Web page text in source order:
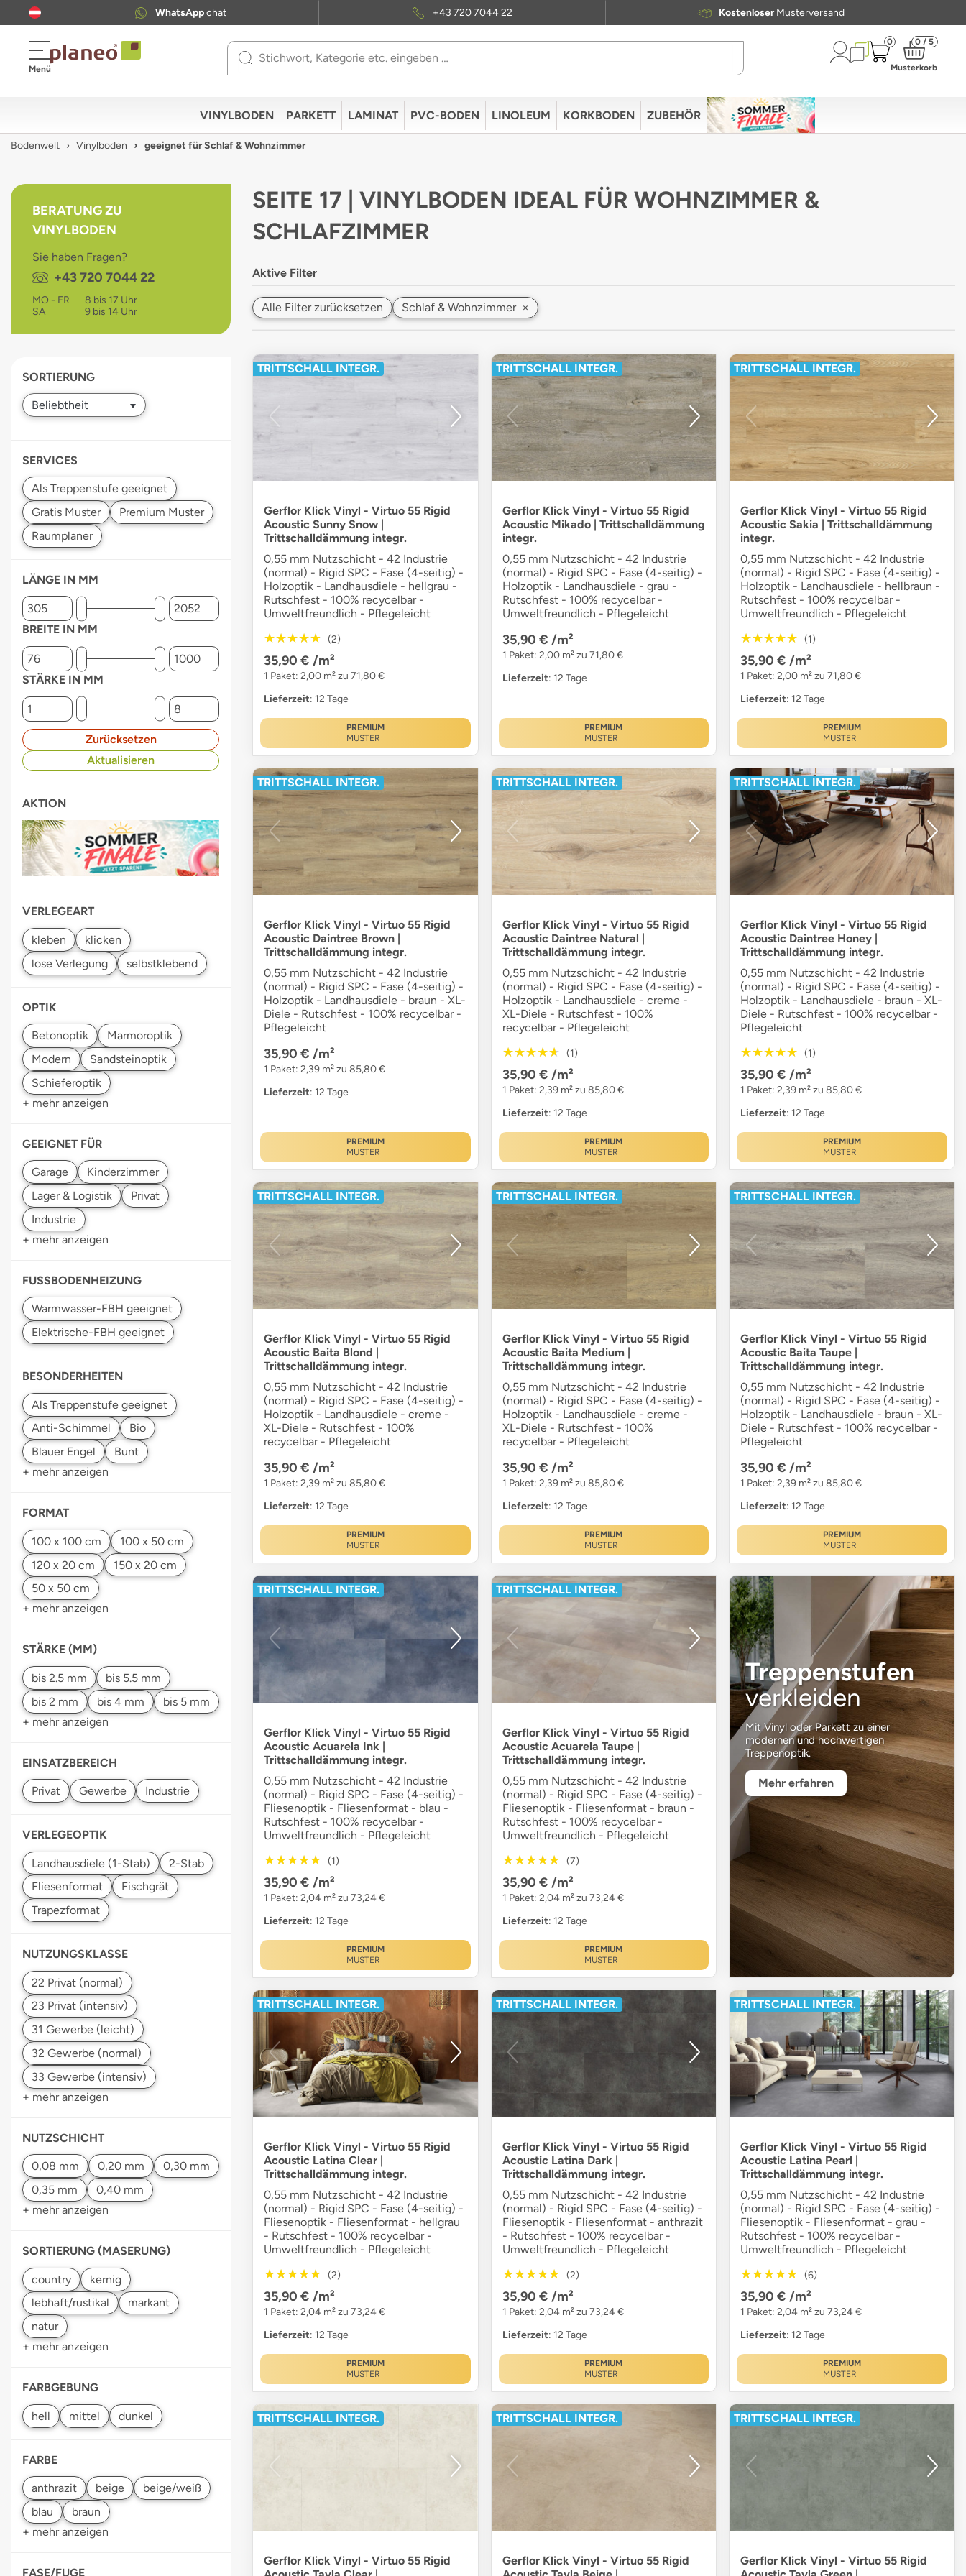
WhatsAppchat +43 720 7044 22 Kostenloser Musterversand
Menü
Use
down
to
Press
selected
result.
Touch
users
gestures.
0 0 / 5
Musterkorb
VINYLBODEN PARKETT LAMINAT PVC-BODEN LINOLEUM KORKBODEN ZUBEHÖR
Bodenwelt Vinylboden geeignet für Schlaf & Wohnzimmer
BERATUNG ZU
VINYLBODEN
Sie haben Fragen?
Telefon:
+43 720 7044 22
MO - FR
8 bis 17 Uhr
SA
9 bis 14 Uhr
SORTIERUNG
SERVICES
LÄNGE IN MM
BREITE IN MM
STÄRKE IN MM
Zurücksetzen
Aktualisieren
AKTION
VERLEGEART
OPTIK
+ mehr anzeigen
GEEIGNET FÜR
+ mehr anzeigen
FUSSBODENHEIZUNG
BESONDERHEITEN
+ mehr anzeigen
FORMAT
+ mehr anzeigen
STÄRKE (MM)
+ mehr anzeigen
EINSATZBEREICH
VERLEGEOPTIK
NUTZUNGSKLASSE
+ mehr anzeigen
NUTZSCHICHT
+ mehr anzeigen
SORTIERUNG (MASERUNG)
+ mehr anzeigen
FARBGEBUNG
FARBE
+ mehr anzeigen
FASE/FUGE
SEITE 17 | VINYLBODEN IDEAL FÜR WOHNZIMMER &
SCHLAFZIMMER
Aktive Filter
Alle Filter zurücksetzen Schlaf & Wohnzimmer ×
TRITTSCHALL INTEGR.
Gerflor Klick Vinyl - Virtuo 55 Rigid
Acoustic Sunny Snow |
Trittschalldämmung integr.
0,55 mm Nutzschicht - 42 Industrie
(normal) - Rigid SPC - Fase (4-seitig) -
Holzoptik - Landhausdiele - hellgrau -
Rutschfest - 100% recycelbar -
Umweltfreundlich - Pflegeleicht
★★★★★
★★★★★ (2)
35,90 € /m²
1 Paket: 2,00 m² zu 71,80 €
Lieferzeit: 12 Tage
PREMIUM
MUSTER
TRITTSCHALL INTEGR.
Gerflor Klick Vinyl - Virtuo 55 Rigid
Acoustic Mikado | Trittschalldämmung
integr.
0,55 mm Nutzschicht - 42 Industrie
(normal) - Rigid SPC - Fase (4-seitig) -
Holzoptik - Landhausdiele - grau -
Rutschfest - 100% recycelbar -
Umweltfreundlich - Pflegeleicht
35,90 € /m²
1 Paket: 2,00 m² zu 71,80 €
Lieferzeit: 12 Tage
PREMIUM
MUSTER
TRITTSCHALL INTEGR.
Gerflor Klick Vinyl - Virtuo 55 Rigid
Acoustic Sakia | Trittschalldämmung
integr.
0,55 mm Nutzschicht - 42 Industrie
(normal) - Rigid SPC - Fase (4-seitig) -
Holzoptik - Landhausdiele - hellbraun -
Rutschfest - 100% recycelbar -
Umweltfreundlich - Pflegeleicht
★★★★★
★★★★★ (1)
35,90 € /m²
1 Paket: 2,00 m² zu 71,80 €
Lieferzeit: 12 Tage
PREMIUM
MUSTER
TRITTSCHALL INTEGR.
Gerflor Klick Vinyl - Virtuo 55 Rigid
Acoustic Daintree Brown |
Trittschalldämmung integr.
0,55 mm Nutzschicht - 42 Industrie
(normal) - Rigid SPC - Fase (4-seitig) -
Holzoptik - Landhausdiele - braun - XL-
Diele - Rutschfest - 100% recycelbar -
Pflegeleicht
35,90 € /m²
1 Paket: 2,39 m² zu 85,80 €
Lieferzeit: 12 Tage
PREMIUM
MUSTER
TRITTSCHALL INTEGR.
Gerflor Klick Vinyl - Virtuo 55 Rigid
Acoustic Daintree Natural |
Trittschalldämmung integr.
0,55 mm Nutzschicht - 42 Industrie
(normal) - Rigid SPC - Fase (4-seitig) -
Holzoptik - Landhausdiele - creme -
XL-Diele - Rutschfest - 100%
recycelbar - Pflegeleicht
★★★★★
★★★★★ (1)
35,90 € /m²
1 Paket: 2,39 m² zu 85,80 €
Lieferzeit: 12 Tage
PREMIUM
MUSTER
TRITTSCHALL INTEGR.
Gerflor Klick Vinyl - Virtuo 55 Rigid
Acoustic Daintree Honey |
Trittschalldämmung integr.
0,55 mm Nutzschicht - 42 Industrie
(normal) - Rigid SPC - Fase (4-seitig) -
Holzoptik - Landhausdiele - braun - XL-
Diele - Rutschfest - 100% recycelbar -
Pflegeleicht
★★★★★
★★★★★ (1)
35,90 € /m²
1 Paket: 2,39 m² zu 85,80 €
Lieferzeit: 12 Tage
PREMIUM
MUSTER
TRITTSCHALL INTEGR.
Gerflor Klick Vinyl - Virtuo 55 Rigid
Acoustic Baita Blond |
Trittschalldämmung integr.
0,55 mm Nutzschicht - 42 Industrie
(normal) - Rigid SPC - Fase (4-seitig) -
Holzoptik - Landhausdiele - creme -
XL-Diele - Rutschfest - 100%
recycelbar - Pflegeleicht
35,90 € /m²
1 Paket: 2,39 m² zu 85,80 €
Lieferzeit: 12 Tage
PREMIUM
MUSTER
TRITTSCHALL INTEGR.
Gerflor Klick Vinyl - Virtuo 55 Rigid
Acoustic Baita Medium |
Trittschalldämmung integr.
0,55 mm Nutzschicht - 42 Industrie
(normal) - Rigid SPC - Fase (4-seitig) -
Holzoptik - Landhausdiele - creme -
XL-Diele - Rutschfest - 100%
recycelbar - Pflegeleicht
35,90 € /m²
1 Paket: 2,39 m² zu 85,80 €
Lieferzeit: 12 Tage
PREMIUM
MUSTER
TRITTSCHALL INTEGR.
Gerflor Klick Vinyl - Virtuo 55 Rigid
Acoustic Baita Taupe |
Trittschalldämmung integr.
0,55 mm Nutzschicht - 42 Industrie
(normal) - Rigid SPC - Fase (4-seitig) -
Holzoptik - Landhausdiele - braun - XL-
Diele - Rutschfest - 100% recycelbar -
Pflegeleicht
35,90 € /m²
1 Paket: 2,39 m² zu 85,80 €
Lieferzeit: 12 Tage
PREMIUM
MUSTER
TRITTSCHALL INTEGR.
Gerflor Klick Vinyl - Virtuo 55 Rigid
Acoustic Acuarela Ink |
Trittschalldämmung integr.
0,55 mm Nutzschicht - 42 Industrie
(normal) - Rigid SPC - Fase (4-seitig) -
Fliesenoptik - Fliesenformat - blau -
Rutschfest - 100% recycelbar -
Umweltfreundlich - Pflegeleicht
★★★★★
★★★★★ (1)
35,90 € /m²
1 Paket: 2,04 m² zu 73,24 €
Lieferzeit: 12 Tage
PREMIUM
MUSTER
TRITTSCHALL INTEGR.
Gerflor Klick Vinyl - Virtuo 55 Rigid
Acoustic Acuarela Taupe |
Trittschalldämmung integr.
0,55 mm Nutzschicht - 42 Industrie
(normal) - Rigid SPC - Fase (4-seitig) -
Fliesenoptik - Fliesenformat - braun -
Rutschfest - 100% recycelbar -
Umweltfreundlich - Pflegeleicht
★★★★★
★★★★★ (7)
35,90 € /m²
1 Paket: 2,04 m² zu 73,24 €
Lieferzeit: 12 Tage
PREMIUM
MUSTER
Treppenstufen
verkleiden
Mit Vinyl oder Parkett zu einer
modernen und hochwertigen
Treppenoptik.
Mehr erfahren
TRITTSCHALL INTEGR.
Gerflor Klick Vinyl - Virtuo 55 Rigid
Acoustic Latina Clear |
Trittschalldämmung integr.
0,55 mm Nutzschicht - 42 Industrie
(normal) - Rigid SPC - Fase (4-seitig) -
Fliesenoptik - Fliesenformat - hellgrau
- Rutschfest - 100% recycelbar -
Umweltfreundlich - Pflegeleicht
★★★★★
★★★★★ (2)
35,90 € /m²
1 Paket: 2,04 m² zu 73,24 €
Lieferzeit: 12 Tage
PREMIUM
MUSTER
TRITTSCHALL INTEGR.
Gerflor Klick Vinyl - Virtuo 55 Rigid
Acoustic Latina Dark |
Trittschalldämmung integr.
0,55 mm Nutzschicht - 42 Industrie
(normal) - Rigid SPC - Fase (4-seitig) -
Fliesenoptik - Fliesenformat - anthrazit
- Rutschfest - 100% recycelbar -
Umweltfreundlich - Pflegeleicht
★★★★★
★★★★★ (2)
35,90 € /m²
1 Paket: 2,04 m² zu 73,24 €
Lieferzeit: 12 Tage
PREMIUM
MUSTER
TRITTSCHALL INTEGR.
Gerflor Klick Vinyl - Virtuo 55 Rigid
Acoustic Latina Pearl |
Trittschalldämmung integr.
0,55 mm Nutzschicht - 42 Industrie
(normal) - Rigid SPC - Fase (4-seitig) -
Fliesenoptik - Fliesenformat - grau -
Rutschfest - 100% recycelbar -
Umweltfreundlich - Pflegeleicht
★★★★★
★★★★★ (6)
35,90 € /m²
1 Paket: 2,04 m² zu 73,24 €
Lieferzeit: 12 Tage
PREMIUM
MUSTER
TRITTSCHALL INTEGR.
Gerflor Klick Vinyl - Virtuo 55 Rigid
TRITTSCHALL INTEGR.
Gerflor Klick Vinyl - Virtuo 55 Rigid
TRITTSCHALL INTEGR.
Gerflor Klick Vinyl - Virtuo 55 Rigid